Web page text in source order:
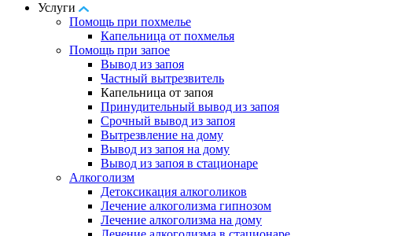
Услуги
Помощь при похмелье
Капельница от похмелья
Помощь при запое
Вывод из запоя
Частный вытрезвитель
Капельница от запоя
Принудительный вывод из запоя
Срочный вывод из запоя
Вытрезвление на дому
Вывод из запоя на дому
Вывод из запоя в стационаре
Алкоголизм
Детоксикация алкоголиков
Лечение алкоголизма гипнозом
Лечение алкоголизма на дому